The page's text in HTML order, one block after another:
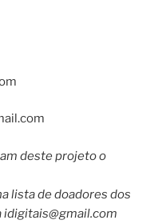
deste projeto o
lista de doadores dos
idigitais@gmail.com